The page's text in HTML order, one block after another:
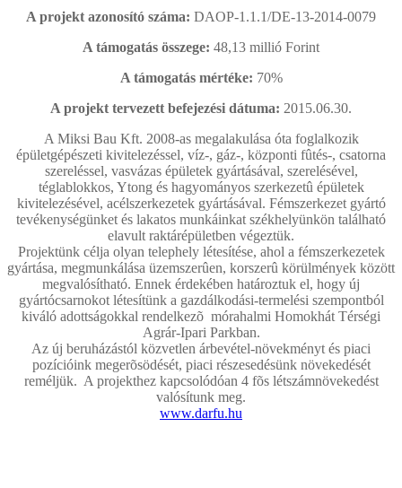
A projekt azonosító száma: DAOP-1.1.1/DE-13-2014-0079
A támogatás összege: 48,13 millió Forint
A támogatás mértéke: 70%
A projekt tervezett befejezési dátuma: 2015.06.30.
A Miksi Bau Kft. 2008-as megalakulása óta foglalkozik
épületgépészeti kivitelezéssel, víz-, gáz-, központi fûtés-, csatorna
szereléssel, vasvázas épületek gyártásával, szerelésével,
téglablokkos, Ytong és hagyományos szerkezetû épületek
kivitelezésével, acélszerkezetek gyártásával. Fémszerkezet gyártó
tevékenységünket és lakatos munkáinkat székhelyünkön található
elavult raktárépületben végeztük.
Projektünk célja olyan telephely létesítése, ahol a fémszerkezetek
gyártása, megmunkálása üzemszerûen, korszerû körülmények között
megvalósítható. Ennek érdekében határoztuk el, hogy új
gyártócsarnokot létesítünk a gazdálkodási-termelési szempontból
kiváló adottságokkal rendelkezõ mórahalmi Homokhát Térségi
Agrár-Ipari Parkban.
Az új beruházástól közvetlen árbevétel-növekményt és piaci
pozícióink megerõsödését, piaci részesedésünk növekedését
reméljük. A projekthez kapcsolódóan 4 fõs létszámnövekedést
valósítunk meg.
www.darfu.hu